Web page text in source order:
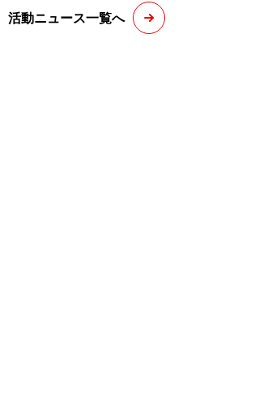
活動ニュース一覧へ